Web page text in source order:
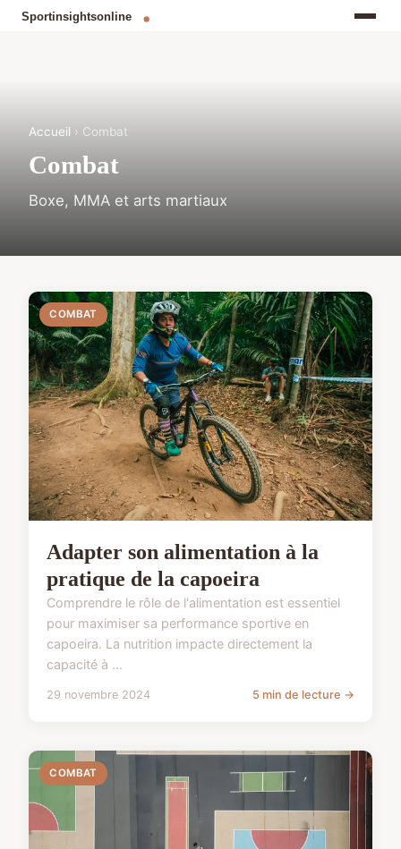
Accueil › Combat
Combat
Boxe, MMA et arts martiaux
COMBAT
Adapter son alimentation à la
pratique de la capoeira
Comprendre le rôle de l'alimentation est essentiel
pour maximiser sa performance sportive en
capoeira. La nutrition impacte directement la
capacité à ...
29 novembre 2024 5 min de lecture →
COMBAT